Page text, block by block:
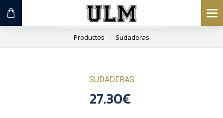
Productos Sudaderas
SUDADERAS
27.30€